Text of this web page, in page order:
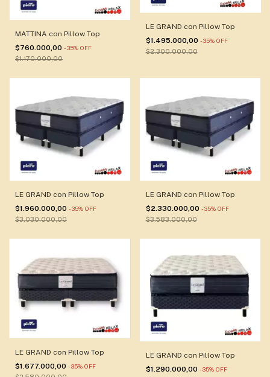
MATTINA con Pillow Top
$760.000,00 -35% OFF
$1.170.000,00
LE GRAND con Pillow Top
$1.495.000,00 -35% OFF
$2.300.000,00
LE GRAND con Pillow Top
$1.960.000,00 -35% OFF
$3.030.000,00
LE GRAND con Pillow Top
$2.330.000,00 -35% OFF
$3.583.000,00
LE GRAND con Pillow Top
$1.677.000,00 -35% OFF
LE GRAND con Pillow Top
$1.290.000,00 -35% OFF